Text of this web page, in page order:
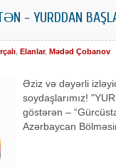
- YURDDAN
, Elanlar, Mədəd Çobanov
Əziz və dəyərli
soydaşlarımız!
göstərən –
Azərbaycan